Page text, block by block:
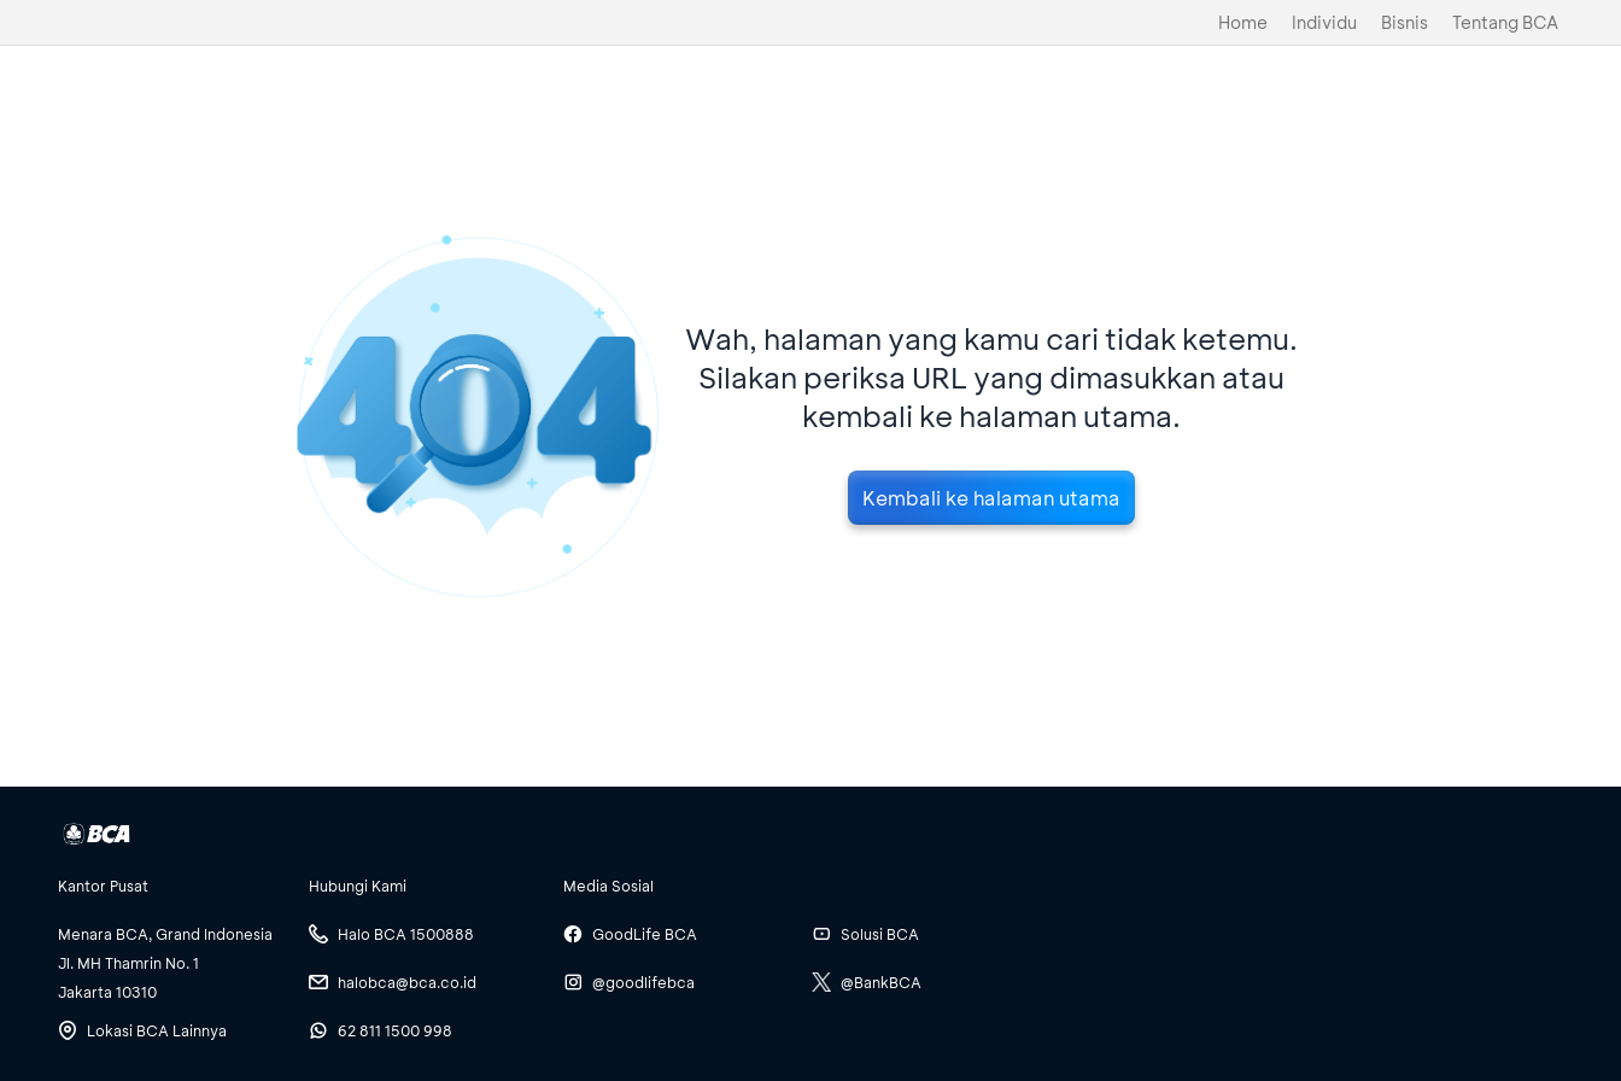
Home Individu Bisnis Tentang BCA
Wah, halaman yang kamu cari tidak ketemu.
Silakan periksa URL yang dimasukkan atau
kembali ke halaman utama.
Kembali ke halaman utama
Kantor Pusat
Menara BCA, Grand Indonesia
Jl. MH Thamrin No. 1
Jakarta 10310
Lokasi BCA Lainnya
Hubungi Kami
Halo BCA 1500888
halobca@bca.co.id
62 811 1500 998
Media Sosial
GoodLife BCA
@goodlifebca
Solusi BCA
@BankBCA